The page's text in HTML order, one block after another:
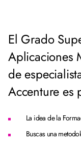
El Grado
Aplicaciones
de
Accenture
La idea de la
Buscas una